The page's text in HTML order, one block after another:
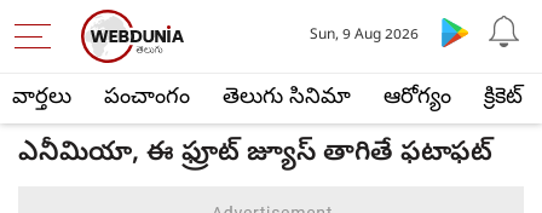
వార్తలు పంచాంగం తెలుగు సినిమా ఆరోగ్యం క్రికెట్
Sun, 9 Aug 2026
ఎనీమియా, ఈ ఫ్రూట్ జ్యూస్ తాగితే ఫటాఫట్